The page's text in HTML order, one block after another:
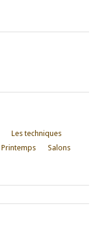
Les techniques
Printemps
Salons